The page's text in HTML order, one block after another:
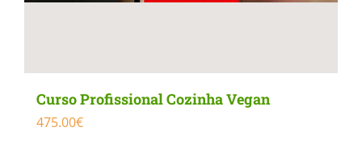
Curso Profissional Cozinha Vegan
475.00€